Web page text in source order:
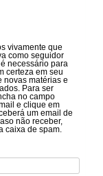
vivamente que
como seguidor
necessário para
certeza em seu
novas matérias e
Para ser
no campo
e clique em
um email de
não receber,
caixa de spam.